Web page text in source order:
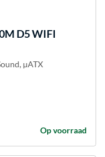
D5 WIFI
µATX
Op voorraad